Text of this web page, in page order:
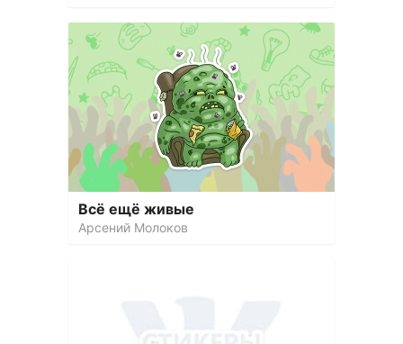
Всё ещё живые
Арсений Молоков